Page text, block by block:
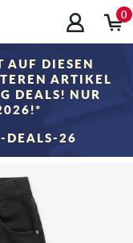
0
AUF DIESEN
ARTIKEL
DEALS! NUR
DEALS-26
wird im Warenkorb nach
erfolgt ausschließlich auf
anderen Rabattgutscheinen